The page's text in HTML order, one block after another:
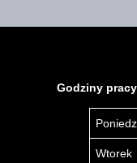
Godziny
Wtorek